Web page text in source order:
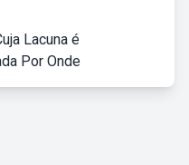
Lacuna é
Por Onde